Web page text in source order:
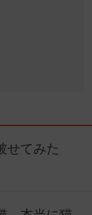
せてみた